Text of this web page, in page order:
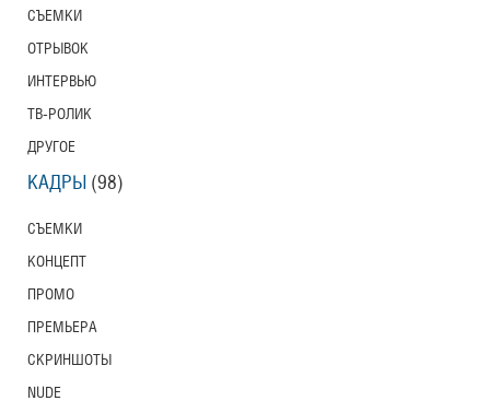
СЪЕМКИ
ОТРЫВОК
ИНТЕРВЬЮ
ТВ-РОЛИК
ДРУГОЕ
КАДРЫ (98)
СЪЕМКИ
КОНЦЕПТ
ПРОМО
ПРЕМЬЕРА
СКРИНШОТЫ
NUDE